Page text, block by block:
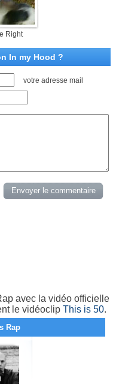
Right
In my Hood ?
votre adresse mail
avec la vidéo officielle
le vidéoclip This is 50.
Rap